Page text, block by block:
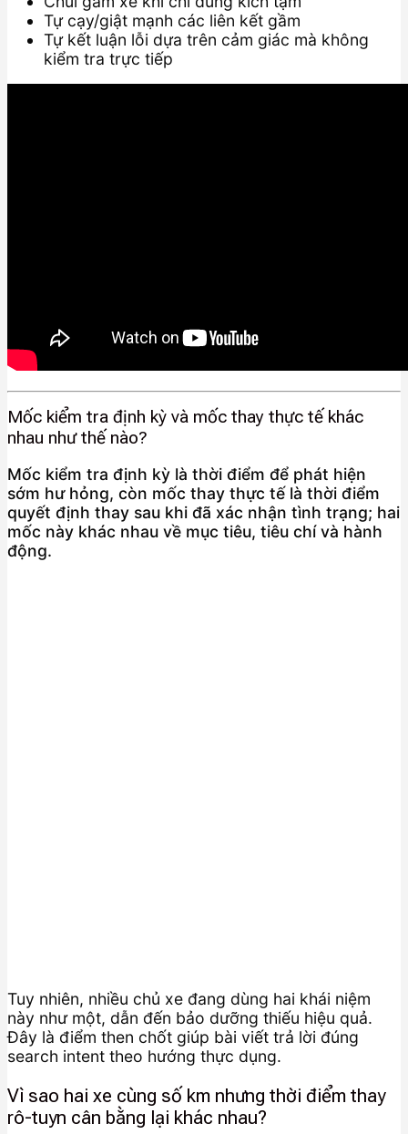
Tự cạy/giật mạnh các liên kết gầm
Tự kết luận lỗi dựa trên cảm giác mà không
kiểm tra trực tiếp
Mốc kiểm tra định kỳ và mốc thay thực tế khác
nhau như thế nào?
Mốc kiểm tra định kỳ là thời điểm để phát hiện
sớm hư hỏng, còn mốc thay thực tế là thời điểm
quyết định thay sau khi đã xác nhận tình trạng; hai
mốc này khác nhau về mục tiêu, tiêu chí và hành
động.
Tuy nhiên, nhiều chủ xe đang dùng hai khái niệm
này như một, dẫn đến bảo dưỡng thiếu hiệu quả.
Đây là điểm then chốt giúp bài viết trả lời đúng
search intent theo hướng thực dụng.
Vì sao hai xe cùng số km nhưng thời điểm thay
rô-tuyn cân bằng lại khác nhau?